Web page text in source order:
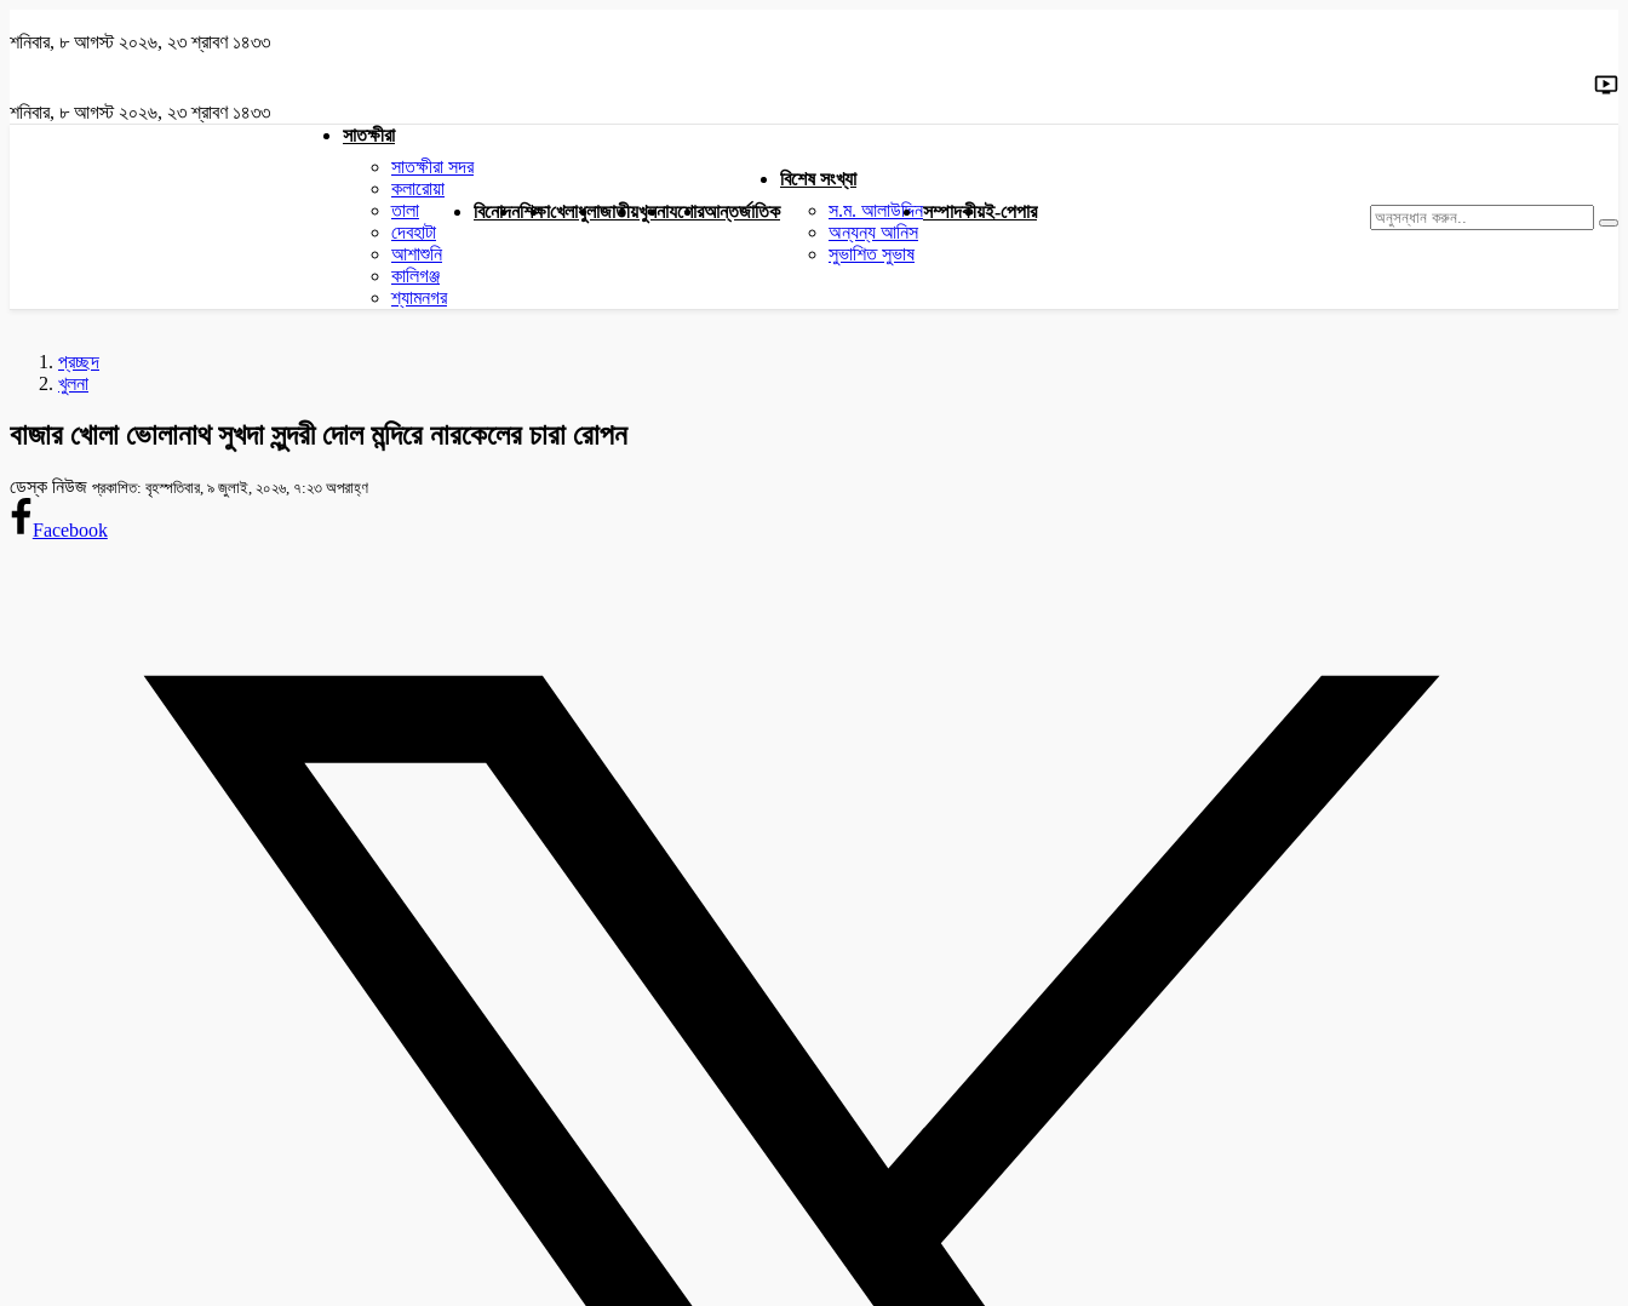
শনিবার, ৮ আগস্ট ২০২৬, ২৩ শ্রাবণ ১৪৩৩
শনিবার, ৮ আগস্ট ২০২৬, ২৩ শ্রাবণ ১৪৩৩
সাতক্ষীরা
সাতক্ষীরা সদর
কলারোয়া
তালা
দেবহাটা
আশাশুনি
কালিগঞ্জ
শ্যামনগর
বিনোদনশিক্ষাখেলাধুলাজাতীয়খুলনাযশোরআন্তর্জাতিক
বিশেষ সংখ্যা
স.ম. আলাউদ্দিন
অন্যন্য আনিস
সুভাশিত সুভাষ
সম্পাদকীয়ই-পেপার
প্রচ্ছদ
খুলনা
বাজার খোলা ভোলানাথ সুখদা সুন্দরী দোল মন্দিরে নারকেলের চারা রোপন
ডেস্ক নিউজ প্রকাশিত: বৃহস্পতিবার, ৯ জুলাই, ২০২৬, ৭:২৩ অপরাহ্ণ
Facebook